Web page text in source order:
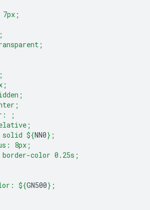
7px;
;
solid
${NN0} ;
8px;
color 0.25s;
${GN500} ;